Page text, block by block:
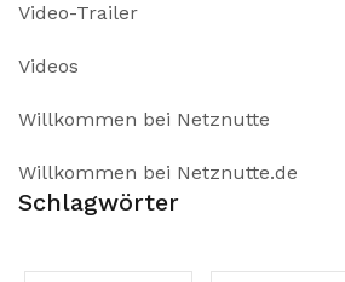
Video-Trailer
Videos
Willkommen bei Netznutte
Willkommen bei Netznutte.de
Schlagwörter